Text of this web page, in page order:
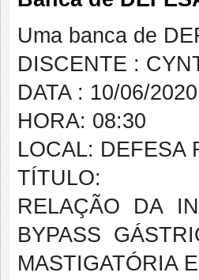
Uma banca de
DISCENTE :
DATA : 10/06/2020
HORA: 08:30
LOCAL: DEFESA
TÍTULO:
RELAÇÃO DA
BYPASS
MASTIGATÓRIA